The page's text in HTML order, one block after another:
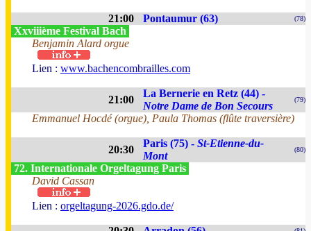
21:00 Pontaumur (63) (78)
Xxviiième Festival Bach
Benjamin Alard orgue
Lien : www.bachencombrailles.com
21:00
La Bernerie en Retz (44) -
Notre Dame de Bon Secours
(79)
Emmanuel Hocdé (orgue), Paula Thomas (flûte traversière)
20:30
Paris (75) - St-Etienne-du-
Mont
(80)
72. Internationale Orgeltagung Paris
David Cassan
Lien : orgeltagung-2026.gdo.de/